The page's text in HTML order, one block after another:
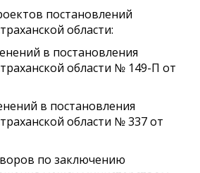
постановлений
области:
в постановления
области № 149-П от
в постановления
области № 337 от
по заключению